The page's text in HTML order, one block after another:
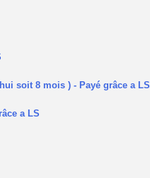
soit 8 mois ) - Payé grâce a LS
a LS